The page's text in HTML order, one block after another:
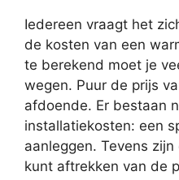
Iedereen vraagt het
de kosten van een
te berekend moet je
wegen. Puur de prijs
afdoende. Er bestaan
installatiekosten: een
aanleggen. Tevens
kunt aftrekken van de